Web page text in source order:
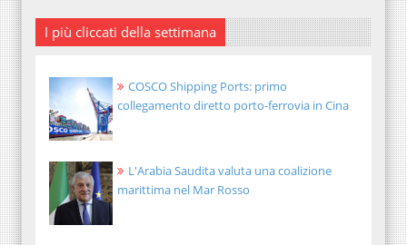
I più cliccati della settimana
COSCO Shipping Ports: primo
collegamento diretto porto-ferrovia in Cina
L'Arabia Saudita valuta una coalizione
marittima nel Mar Rosso